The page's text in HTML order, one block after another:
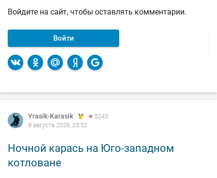
Войдите на сайт, чтобы оставлять комментарии.
Войти
Yrasik-Karasik
5243
8 августа 2026, 23:52
Ночной карась на Юго-западном
котловане